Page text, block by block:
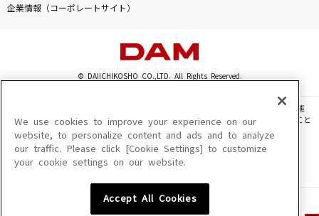
企業情報（コーポレートサイト）
© DAIICHIKOSHO CO.,LTD. All Rights Reserved.
このサイトに掲載されている一切の文章・画像・写真・動画・音声等を、手段や形態
を問わず、著作権法の定める範囲を超えて無断で複製、転載、ファイル化などすること
を禁じます。
楽曲及びコンテンツは、機種によりご利用いただけない場合があります。
楽曲及びコンテンツの配信日、配信内容が変更になる場合があります。
We use cookies to improve your experience on our
website, to personalize content and ads and to analyze
our traffic. Please click [Cookie Settings] to customize
your cookie settings on our website.
Accept All Cookies